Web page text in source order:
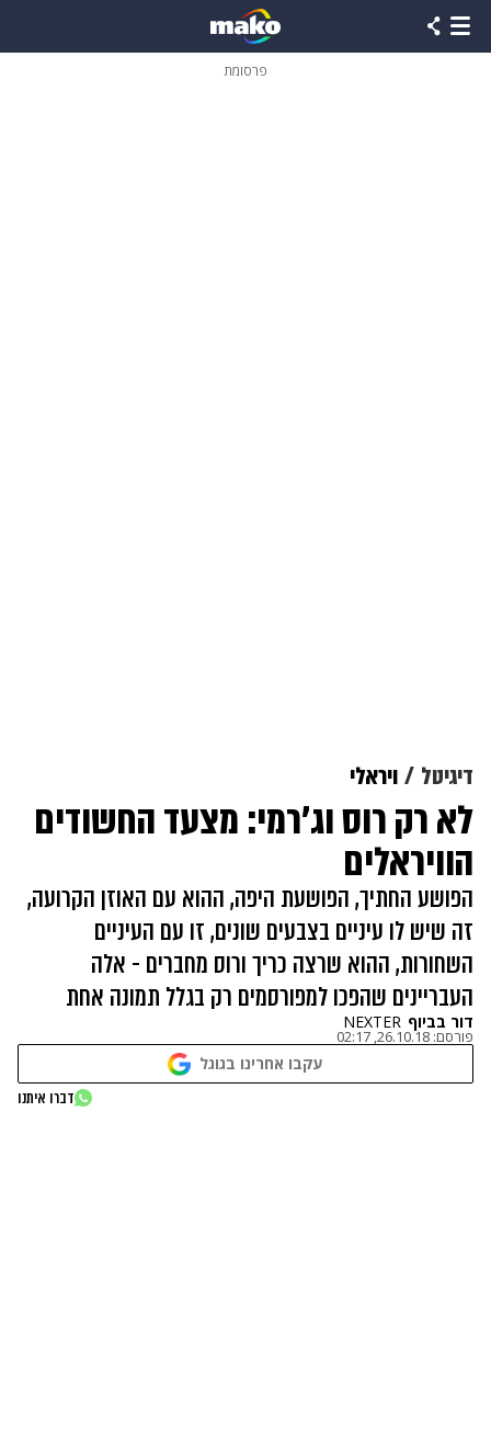
פרסומת
דיגיטל ויראלי
לא רק רוס וג'רמי: מצעד החשודים
הוויראלים
הפושע החתיך, הפושעת היפה, ההוא עם האוזן הקרועה,
זה שיש לו עיניים בצבעים שונים, זו עם העיניים
השחורות, ההוא שרצה כריך ורוס מחברים - אלה
העבריינים שהפכו למפורסמים רק בגלל תמונה אחת
דור בביוף NEXTER
פורסם: 26.10.18, 02:17
עקבו אחרינו בגוגל
נתקלנו בבעיה
דברו איתנו